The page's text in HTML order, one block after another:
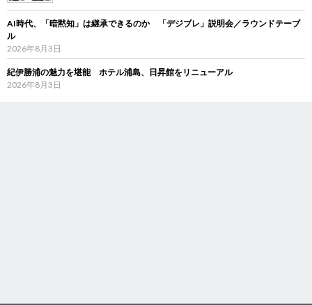
AI時代、「暗黙知」は継承できるのか 「デジブレ」説明会／ラウンドテーブ
ル
2026年8月3日
紀伊勝浦の魅力を堪能 ホテル浦島、日昇館をリニューアル
2026年8月3日